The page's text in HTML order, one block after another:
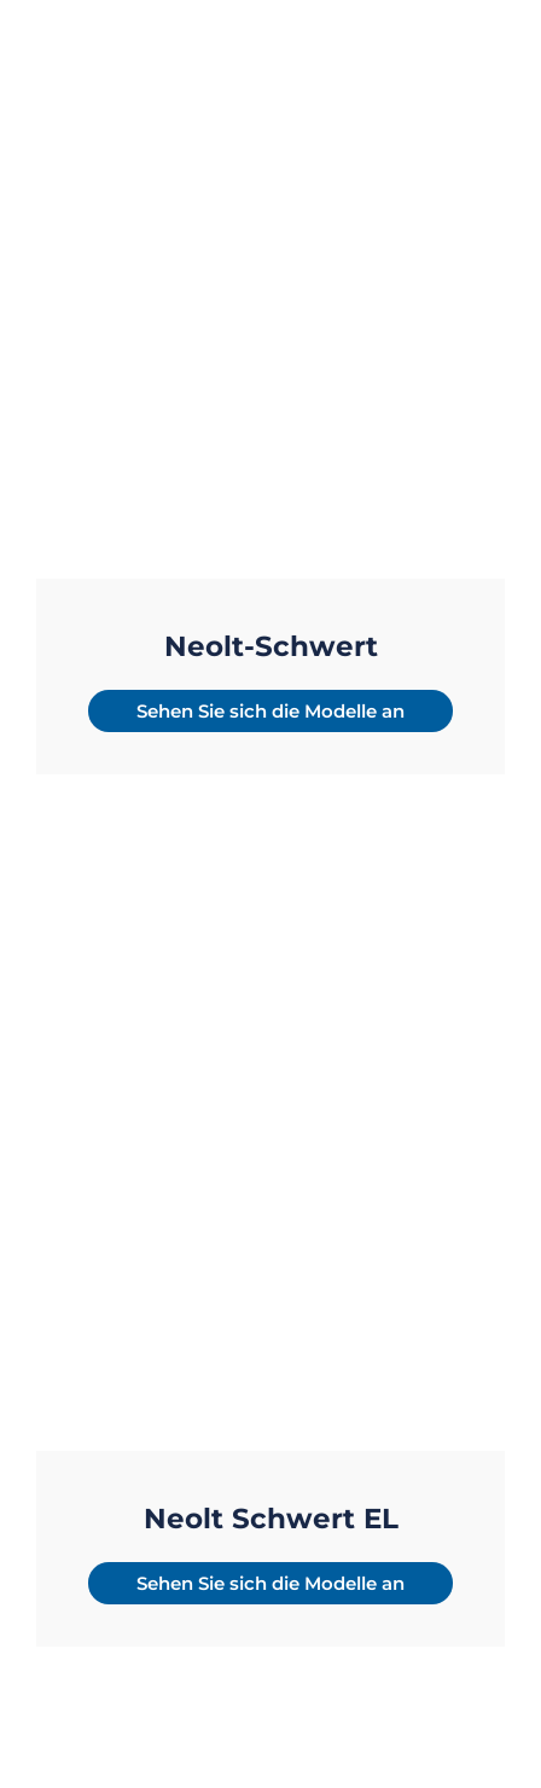
Neolt-Schwert
Sehen Sie sich die Modelle an
Neolt Schwert EL
Sehen Sie sich die Modelle an